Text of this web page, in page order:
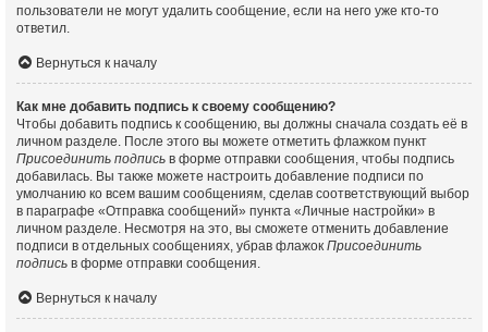
пользователи не могут удалить сообщение, если на него уже кто-то
ответил.
Вернуться к началу
Как мне добавить подпись к своему сообщению?
Чтобы добавить подпись к сообщению, вы должны сначала создать её в
личном разделе. После этого вы можете отметить флажком пункт
Присоединить подпись в форме отправки сообщения, чтобы подпись
добавилась. Вы также можете настроить добавление подписи по
умолчанию ко всем вашим сообщениям, сделав соответствующий выбор
в параграфе «Отправка сообщений» пункта «Личные настройки» в
личном разделе. Несмотря на это, вы сможете отменить добавление
подписи в отдельных сообщениях, убрав флажок Присоединить
подпись в форме отправки сообщения.
Вернуться к началу